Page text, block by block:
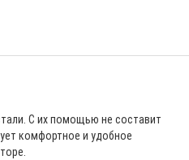
С их помощью не составит
комфортное и удобное